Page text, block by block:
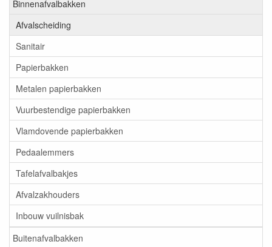
Binnenafvalbakken
Afvalscheiding
Sanitair
Papierbakken
Metalen papierbakken
Vuurbestendige papierbakken
Vlamdovende papierbakken
Pedaalemmers
Tafelafvalbakjes
Afvalzakhouders
Inbouw vuilnisbak
Buitenafvalbakken